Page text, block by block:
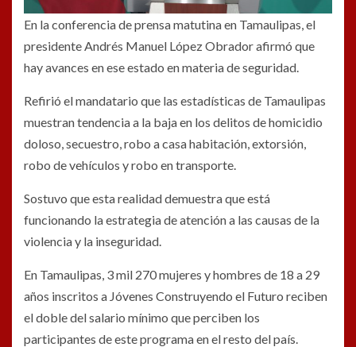
En la conferencia de prensa matutina en Tamaulipas, el
presidente Andrés Manuel López Obrador afirmó que
hay avances en ese estado en materia de seguridad.
Refirió el mandatario que las estadísticas de Tamaulipas
muestran tendencia a la baja en los delitos de homicidio
doloso, secuestro, robo a casa habitación, extorsión,
robo de vehículos y robo en transporte.
Sostuvo que esta realidad demuestra que está
funcionando la estrategia de atención a las causas de la
violencia y la inseguridad.
En Tamaulipas, 3 mil 270 mujeres y hombres de 18 a 29
años inscritos a Jóvenes Construyendo el Futuro reciben
el doble del salario mínimo que perciben los
participantes de este programa en el resto del país.